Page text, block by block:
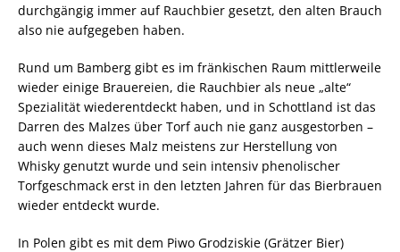
durchgängig immer auf Rauchbier gesetzt, den alten Brauch
also nie aufgegeben haben.
Rund um Bamberg gibt es im fränkischen Raum mittlerweile
wieder einige Brauereien, die Rauchbier als neue „alte“
Spezialität wiederentdeckt haben, und in Schottland ist das
Darren des Malzes über Torf auch nie ganz ausgestorben –
auch wenn dieses Malz meistens zur Herstellung von
Whisky genutzt wurde und sein intensiv phenolischer
Torfgeschmack erst in den letzten Jahren für das Bierbrauen
wieder entdeckt wurde.
In Polen gibt es mit dem Piwo Grodziskie (Grätzer Bier)